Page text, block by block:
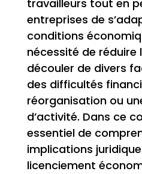
travailleurs tout en
entreprises de
conditions
nécessité de
découler de divers
des difficultés
réorganisation ou
d’activité. Dans ce
essentiel de
implications
licenciement